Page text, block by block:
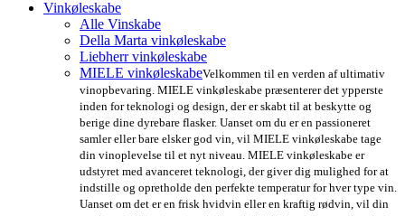
Vinkøleskabe
Alle Vinskabe
Della Marta vinkøleskabe
Liebherr vinkøleskabe
MIELE vinkøleskabeVelkommen til en verden af ultimativ
vinopbevaring. MIELE vinkøleskabe præsenterer det ypperste
inden for teknologi og design, der er skabt til at beskytte og
berige dine dyrebare flasker. Uanset om du er en passioneret
samler eller bare elsker god vin, vil MIELE vinkøleskabe tage
din vinoplevelse til et nyt niveau. MIELE vinkøleskabe er
udstyret med avanceret teknologi, der giver dig mulighed for at
indstille og opretholde den perfekte temperatur for hver type vin.
Uanset om det er en frisk hvidvin eller en kraftig rødvin, vil din